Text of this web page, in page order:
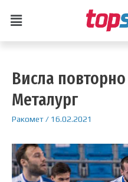
Висла
Металург
Ракомет/ 16.02.2021